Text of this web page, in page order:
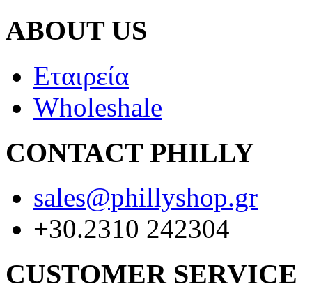
ABOUT US
Εταιρεία
Wholeshale
CONTACT PHILLY
sales@phillyshop.gr
+30.2310 242304
CUSTOMER SERVICE